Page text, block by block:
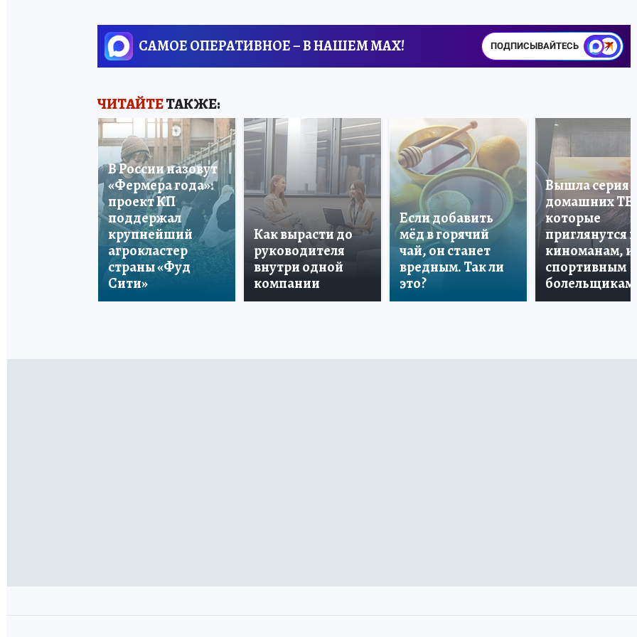
САМОЕ ОПЕРАТИВНОЕ – В НАШЕМ MAX! ПОДПИСЫВАЙТЕСЬ
ЧИТАЙТЕТАКЖЕ:
В России назовут
«Фермера года»:
проект КП
поддержал
крупнейший
агрокластер
страны «Фуд
Сити»
Как вырасти до
руководителя
внутри одной
компании
Если добавить
мёд в горячий
чай, он станет
вредным. Так ли
это?
Вышла серия
домашних ТВ,
которые
приглянутся и
киноманам, и
спортивным
болельщикам